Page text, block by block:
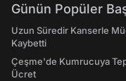
Günün Popüler
Uzun Süredir Kanserle
Kaybetti
Çeşme'de Kumrucuya
Ücret